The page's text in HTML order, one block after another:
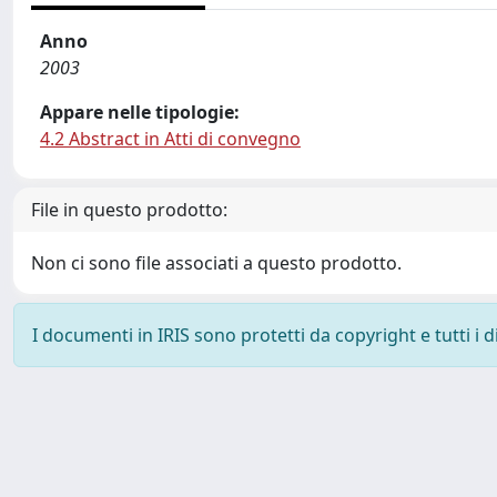
Anno
2003
Appare nelle tipologie:
4.2 Abstract in Atti di convegno
File in questo prodotto:
Non ci sono file associati a questo prodotto.
I documenti in IRIS sono protetti da copyright e tutti i